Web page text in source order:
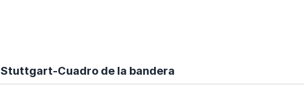
Stuttgart-Cuadro de la bandera